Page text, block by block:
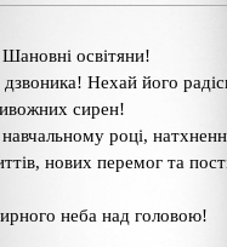
освітяни!
Нехай його
сирен!
році,
нових перемог та
неба над головою!